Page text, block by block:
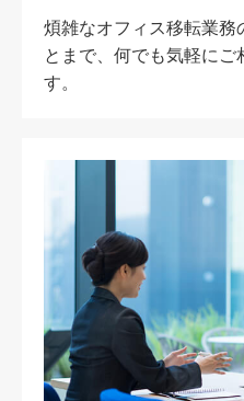
煩雑なオフィス移転業務
とまで、何でも気軽に
す。